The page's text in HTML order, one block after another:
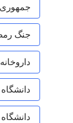
جمهوری
جنگ
داروخانه